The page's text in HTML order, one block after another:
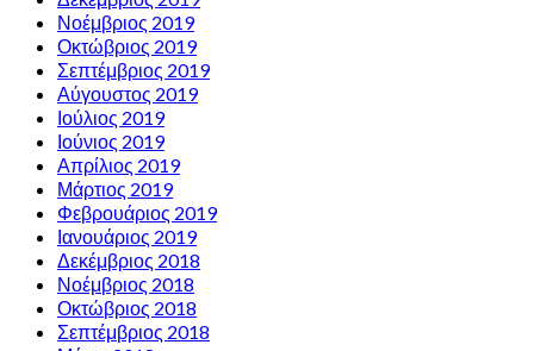
Νοέμβριος 2019
Οκτώβριος 2019
Σεπτέμβριος 2019
Αύγουστος 2019
Ιούλιος 2019
Ιούνιος 2019
Απρίλιος 2019
Μάρτιος 2019
Φεβρουάριος 2019
Ιανουάριος 2019
Δεκέμβριος 2018
Νοέμβριος 2018
Οκτώβριος 2018
Σεπτέμβριος 2018